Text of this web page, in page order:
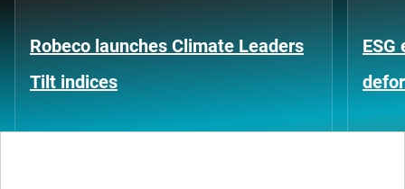
Robeco launches Climate Leaders
Tilt indices